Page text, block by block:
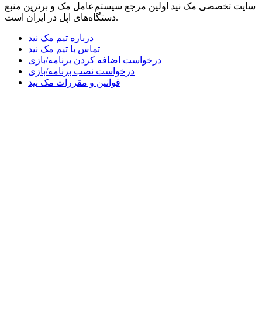
سایت تخصصی مک نید اولین مرجع سیستم‌عامل مک و برترین منبع
دستگاه‌های اپل در ایران است.
درباره تیم مک نید
تماس با تیم مک نید
درخواست اضافه کردن برنامه/بازی
درخواست نصب برنامه/بازی
قوانین و مقررات مک نید